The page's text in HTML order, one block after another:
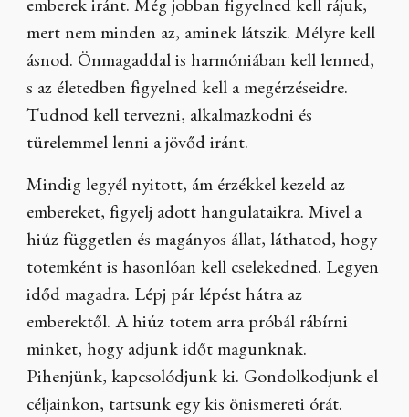
emberek iránt. Még jobban figyelned kell rájuk,
mert nem minden az, aminek látszik. Mélyre kell
ásnod. Önmagaddal is harmóniában kell lenned,
s az életedben figyelned kell a megérzéseidre.
Tudnod kell tervezni, alkalmazkodni és
türelemmel lenni a jövőd iránt.
Mindig legyél nyitott, ám érzékkel kezeld az
embereket, figyelj adott hangulataikra. Mivel a
hiúz független és magányos állat, láthatod, hogy
totemként is hasonlóan kell cselekedned. Legyen
időd magadra. Lépj pár lépést hátra az
emberektől. A hiúz totem arra próbál rábírni
minket, hogy adjunk időt magunknak.
Pihenjünk, kapcsolódjunk ki. Gondolkodjunk el
céljainkon, tartsunk egy kis önismereti órát.